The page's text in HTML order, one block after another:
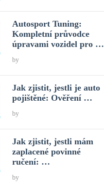
Autosport Tuning:
Kompletní průvodce
úpravami vozidel pro …
by
Jak zjistit, jestli je auto
pojištěné: Ověření …
by
Jak zjistit, jestli mám
zaplacené povinné
ručení: …
by